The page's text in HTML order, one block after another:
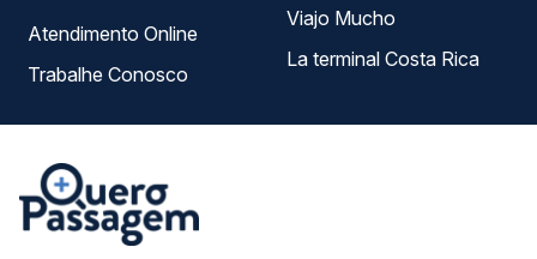
Atendimento Online
Trabalhe Conosco
Viajo Mucho
La terminal Costa Rica